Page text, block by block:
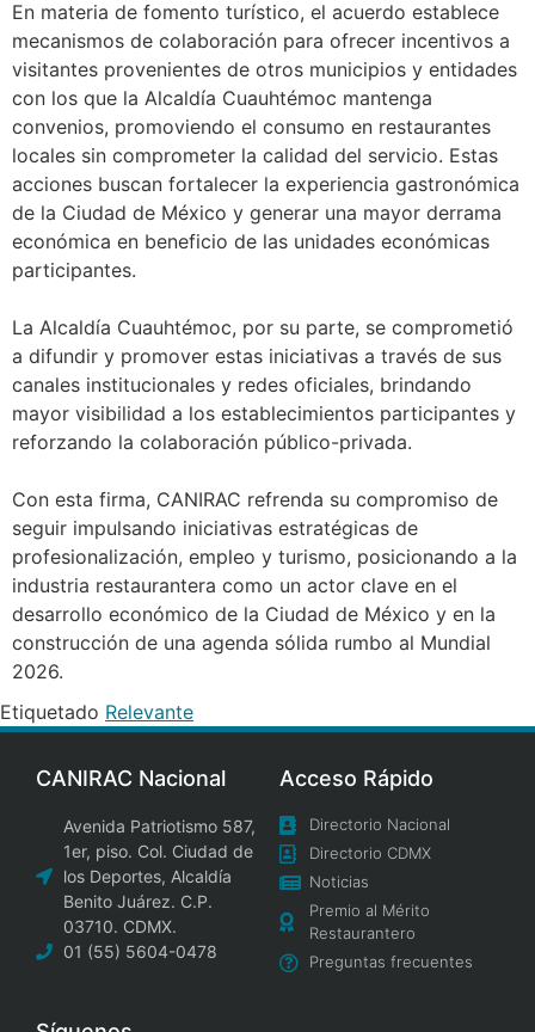
En materia de fomento turístico, el acuerdo establece
mecanismos de colaboración para ofrecer incentivos a
visitantes provenientes de otros municipios y entidades
con los que la Alcaldía Cuauhtémoc mantenga
convenios, promoviendo el consumo en restaurantes
locales sin comprometer la calidad del servicio. Estas
acciones buscan fortalecer la experiencia gastronómica
de la Ciudad de México y generar una mayor derrama
económica en beneficio de las unidades económicas
participantes.
La Alcaldía Cuauhtémoc, por su parte, se comprometió
a difundir y promover estas iniciativas a través de sus
canales institucionales y redes oficiales, brindando
mayor visibilidad a los establecimientos participantes y
reforzando la colaboración público-privada.
Con esta firma, CANIRAC refrenda su compromiso de
seguir impulsando iniciativas estratégicas de
profesionalización, empleo y turismo, posicionando a la
industria restaurantera como un actor clave en el
desarrollo económico de la Ciudad de México y en la
construcción de una agenda sólida rumbo al Mundial
2026.
Etiquetado Relevante
CANIRAC Nacional
Avenida Patriotismo 587,
1er, piso. Col. Ciudad de
los Deportes, Alcaldía
Benito Juárez. C.P.
03710. CDMX.
01 (55) 5604-0478
Acceso Rápido
Directorio Nacional
Directorio CDMX
Noticias
Premio al Mérito
Restaurantero
Preguntas frecuentes